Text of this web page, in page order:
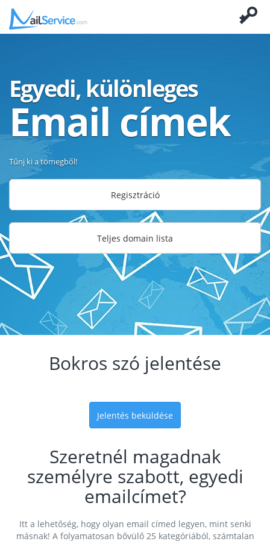
Egyedi, különleges
Email címek
Tűnj ki a tömegből!
Regisztráció
Teljes domain lista
Bokros szó jelentése
Jelentés beküldése
Szeretnél magadnak
személyre szabott, egyedi
emailcímet?
Itt a lehetőség, hogy olyan email címed legyen, mint senki
másnak! A folyamatosan bővülő 25 kategóriából, számtalan